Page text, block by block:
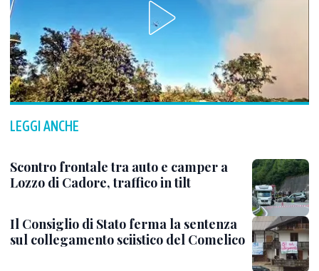
LEGGI ANCHE
Scontro frontale tra auto e camper a
Lozzo di Cadore, traffico in tilt
Il Consiglio di Stato ferma la sentenza
sul collegamento sciistico del Comelico